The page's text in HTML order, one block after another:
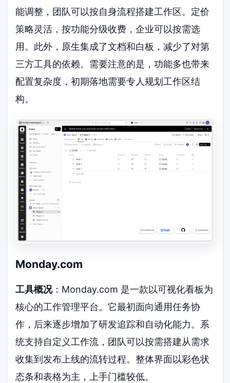
能调整，团队可以按自身流程搭建工作区。定价
策略灵活，按功能分级收费，企业可以按需选
用。此外，原生集成了文档和白板，减少了对第
三方工具的依赖。需要注意的是，功能多也带来
配置复杂度，初期落地需要专人规划工作区结
构。
Monday.com
工具概况：Monday.com 是一款以可视化看板为
核心的工作管理平台。它最初面向通用任务协
作，后来逐步增加了研发追踪和自动化能力。系
统支持自定义工作流，团队可以按需搭建从需求
收集到发布上线的流转过程。整体界面以彩色状
态条和表格为主，上手门槛较低。